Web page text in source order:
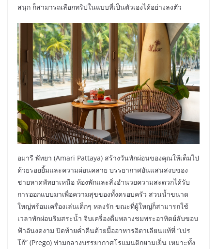
สนุก ก็สามารถเลือกทริปในแบบที่เป็นตัวเองได้อย่างลงตัว
อมารี พัทยา (Amari Pattaya) สร้างวันพักผ่อนของคุณให้เต็มไป
ด้วยรอยยิ้มและความผ่อนคลาย บรรยากาศอันแสนสงบของ
ชายหาดพัทยาเหนือ ห้องพักและสิ่งอำนวยความสะดวกได้รับ
การออกแบบมาเพื่อความสุขของทั้งครอบครัว สวนน้ำขนาด
ใหญ่พร้อมเครื่องเล่นเด็กๆ หลงรัก ขณะที่ผู้ใหญ่ก็สามารถใช้
เวลาพักผ่อนริมสระน้ำ จิบเครื่องดื่มพลางชมพระอาทิตย์ลับขอบ
ฟ้าอันงดงาม ปิดท้ายค่ำคืนด้วยมื้ออาหารอิตาเลียนแท้ที่ “เปร
โก้” (Prego) ท่ามกลางบรรยากาศโรแมนติกยามเย็น เหมาะทั้ง